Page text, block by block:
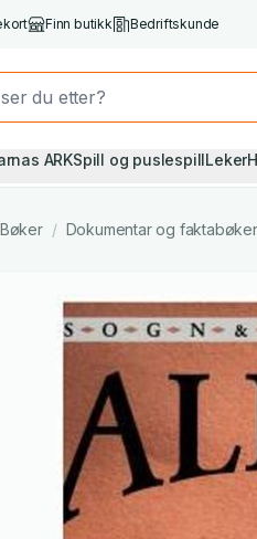
Finn butikk Bedriftskunde
ARKSpill og puslespillLeker
Bøker / Dokumentar og faktabøker